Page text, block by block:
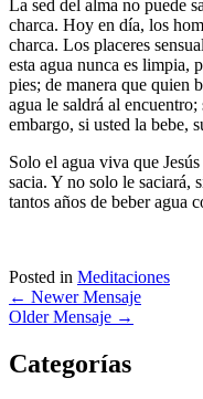
La sed del alma no puede
charca. Hoy en día, los
charca. Los placeres
esta agua nunca es limpia,
pies; de manera que quien
agua le saldrá al
embargo, si usted la bebe,
Solo el agua viva que
sacia. Y no solo le saciará,
tantos años de beber agua
Posted in Meditaciones
← Newer Mensaje
Older Mensaje →
Categorías